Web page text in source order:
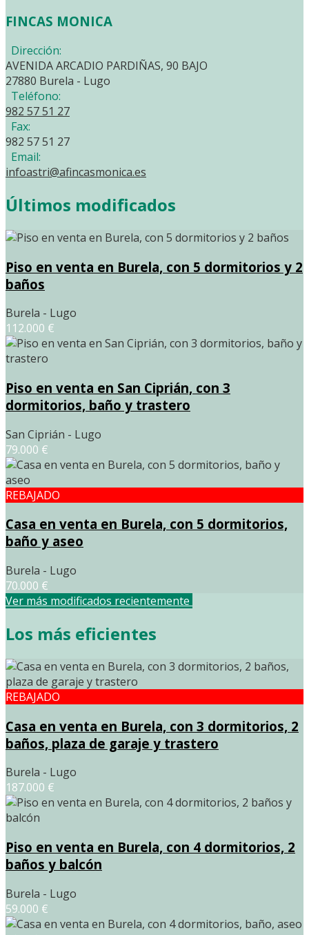
FINCAS MONICA
Dirección:
AVENIDA ARCADIO PARDIÑAS, 90 BAJO
27880 Burela - Lugo
Teléfono:
982 57 51 27
Fax:
982 57 51 27
Email:
infoastri@afincasmonica.es
Últimos modificados
Piso en venta en Burela, con 5 dormitorios y 2
baños
Burela - Lugo
112.000 €
Piso en venta en San Ciprián, con 3
dormitorios, baño y trastero
San Ciprián - Lugo
79.000 €
REBAJADO
Casa en venta en Burela, con 5 dormitorios,
baño y aseo
Burela - Lugo
70.000 €
Ver más modificados recientemente
Los más eficientes
REBAJADO
Casa en venta en Burela, con 3 dormitorios, 2
baños, plaza de garaje y trastero
Burela - Lugo
187.000 €
Piso en venta en Burela, con 4 dormitorios, 2
baños y balcón
Burela - Lugo
59.000 €